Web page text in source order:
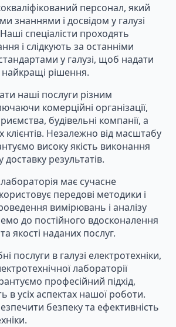
персонал, який
знаннями і досвідом у галузі
спеціалісти проходять
і слідкують за останніми
у галузі, щоб надати
рішення.
наші послуги різним
комерційні організації,
будівельні компанії, а
Незалежно від масштабу
високу якість виконання
доставку результатів.
має сучасне
передові методики і
вимірювань і аналізу
до постійного вдосконалення
якості наданих послуг.
послуги в галузі електротехніки,
лабораторії
професійний підхід,
в усіх аспектах нашої роботи.
безпеку та ефективність